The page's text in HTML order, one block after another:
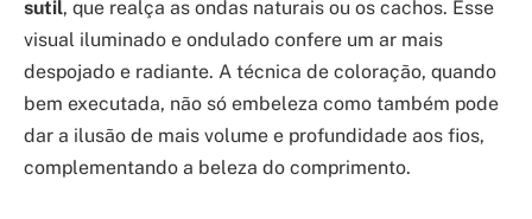
sutil, que realça as ondas naturais ou os cachos. Esse
visual iluminado e ondulado confere um ar mais
despojado e radiante. A técnica de coloração, quando
bem executada, não só embeleza como também pode
dar a ilusão de mais volume e profundidade aos fios,
complementando a beleza do comprimento.